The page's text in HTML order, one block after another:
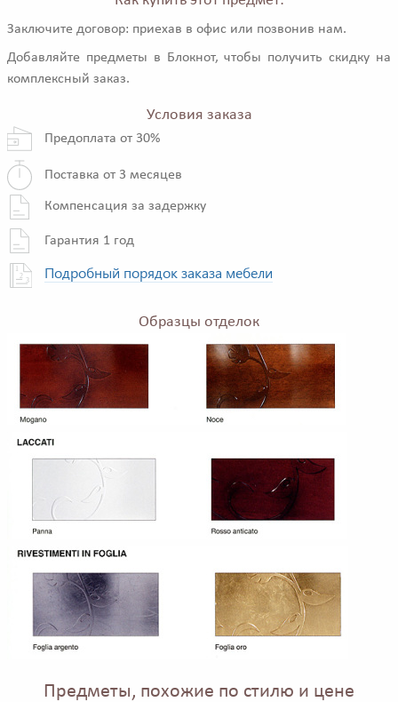
Заключите договор: приехав в офис или позвонив нам.
Добавляйте предметы в Блокнот, чтобы получить скидку на
комплексный заказ.
Условия заказа
Предоплата от 30%
Поставка от 3 месяцев
Компенсация за задержку
Гарантия 1 год
Подробный порядок заказа мебели
Образцы отделок
Предметы, похожие по стилю и цене